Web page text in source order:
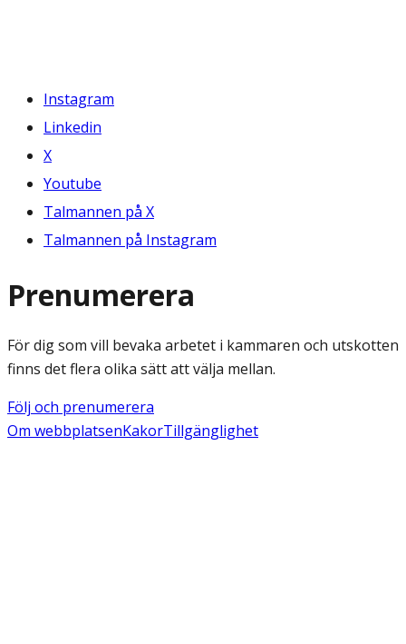
Instagram
Linkedin
X
Youtube
Talmannen på X
Talmannen på Instagram
Prenumerera
För dig som vill bevaka arbetet i kammaren och utskotten
finns det flera olika sätt att välja mellan.
Följ och prenumerera
Om webbplatsenKakorTillgänglighet